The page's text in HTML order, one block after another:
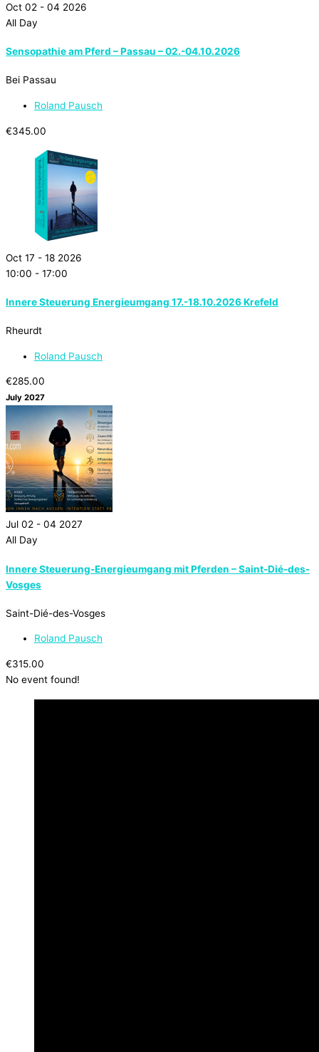
Oct 02 - 04 2026
All Day
Sensopathie am Pferd – Passau – 02.-04.10.2026
Bei Passau
Roland Pausch
€345.00
Oct 17 - 18 2026
10:00 - 17:00
Innere Steuerung Energieumgang 17.-18.10.2026 Krefeld
Rheurdt
Roland Pausch
€285.00
July 2027
Jul 02 - 04 2027
All Day
Innere Steuerung-Energieumgang mit Pferden – Saint-Dié-des-
Vosges
Saint-Dié-des-Vosges
Roland Pausch
€315.00
No event found!